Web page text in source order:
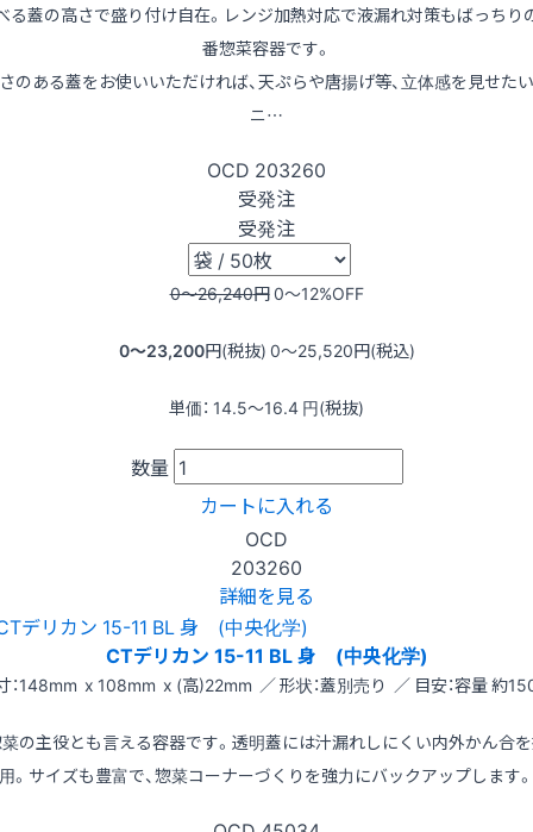
る蓋の高さで盛り付け自在。レンジ加熱対応で液漏れ対策もばっちり
番惣菜容器です。
のある蓋をお使いいただければ、天ぷらや唐揚げ等、立体感を見せた
ニ…
OCD 203260
受発注
受発注
0〜26,240円0〜12%OFF
0〜23,200円(税抜) 0〜25,520円(税込)
単価： 14.5〜16.4 円(税抜)
数量
カートに入れる
OCD
203260
詳細を見る
CTデリカン 15-11 BL 身 (中央化学)
：148mm x 108mm x (高)22mm ／ 形状：蓋別売り ／ 目安：容量 約
の主役とも言える容器です。透明蓋には汁漏れしにくい内外かん合
用。サイズも豊富で、惣菜コーナーづくりを強力にバックアップします。